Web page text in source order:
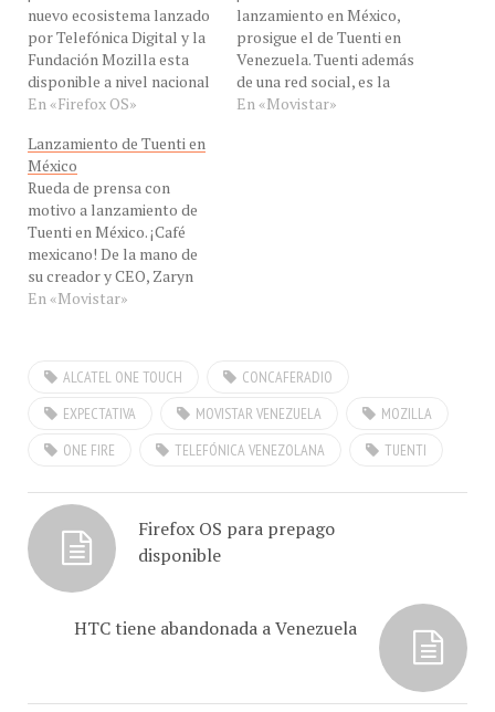
por Telefónica Digital y la
Fundación Mozilla esta
disponible a nivel nacional
en todos los canales
comerciales de Telefónica |
el Sr. Douglas Ochoa
Vicepresidente de
Comunicaciones
Corporativas de Telefónica
| Movistar. Los modelos
disponibles del
ecosistema son:…
En «Firefox OS»
prosigue el de Tuenti en
Venezuela. Tuenti además
de una red social, es la
plataforma de mensajería
instantánea de Telefónica
En «Movistar»
Lanzamiento de Tuenti en
México
Rueda de prensa con
motivo a lanzamiento de
Tuenti en México. ¡Café
mexicano! De la mano de
su creador y CEO, Zaryn
Dentzel y Sebastián
Muriel, Vicepresidente de
novedades de esta
plataforma de
comunicación social web y
móvil,…
En «Movistar»
EXPECTATIVA
MOVISTAR VENEZUELA
ONE FIRE
TELEFÓNICA VENEZOLANA TUENTI
Firefox OS para prepago
disponible
HTC tiene abandonada a Venezuela